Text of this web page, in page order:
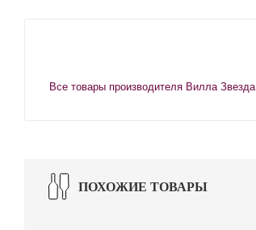
Все товары производителя Вилла Звезда
ПОХОЖИЕ ТОВАРЫ